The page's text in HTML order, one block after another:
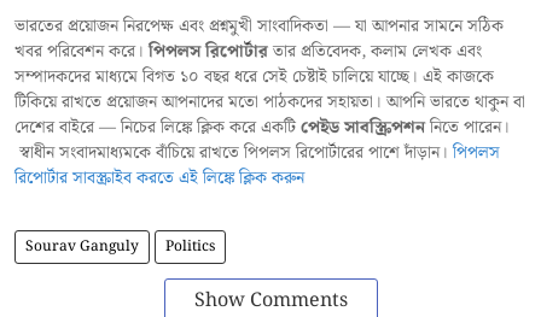
ভারতের প্রয়োজন নিরপেক্ষ এবং প্রশ্নমুখী সাংবাদিকতা — যা আপনার সামনে সঠিক
খবর পরিবেশন করে।পিপলস রিপোর্টারতার প্রতিবেদক, কলাম লেখক এবং
সম্পাদকদের মাধ্যমে বিগত ১০ বছর ধরে সেই চেষ্টাই চালিয়ে যাচ্ছে। এই কাজকে
টিকিয়ে রাখতে প্রয়োজন আপনাদের মতো পাঠকদের সহায়তা। আপনি ভারতে থাকুন বা
দেশের বাইরে — নিচের লিঙ্কে ক্লিক করে একটিপেইড সাবস্ক্রিপশননিতে পারেন।
স্বাধীন সংবাদমাধ্যমকে বাঁচিয়ে রাখতে পিপলস রিপোর্টারের পাশে দাঁড়ান।পিপলস
রিপোর্টার সাবস্ক্রাইব করতে এই লিঙ্কে ক্লিক করুন
Sourav Ganguly Politics
Show Comments